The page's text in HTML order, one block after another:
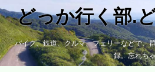
どっか行く部.
バイク、鉄道、クルマ、フェリーなどで、
録。忘れち